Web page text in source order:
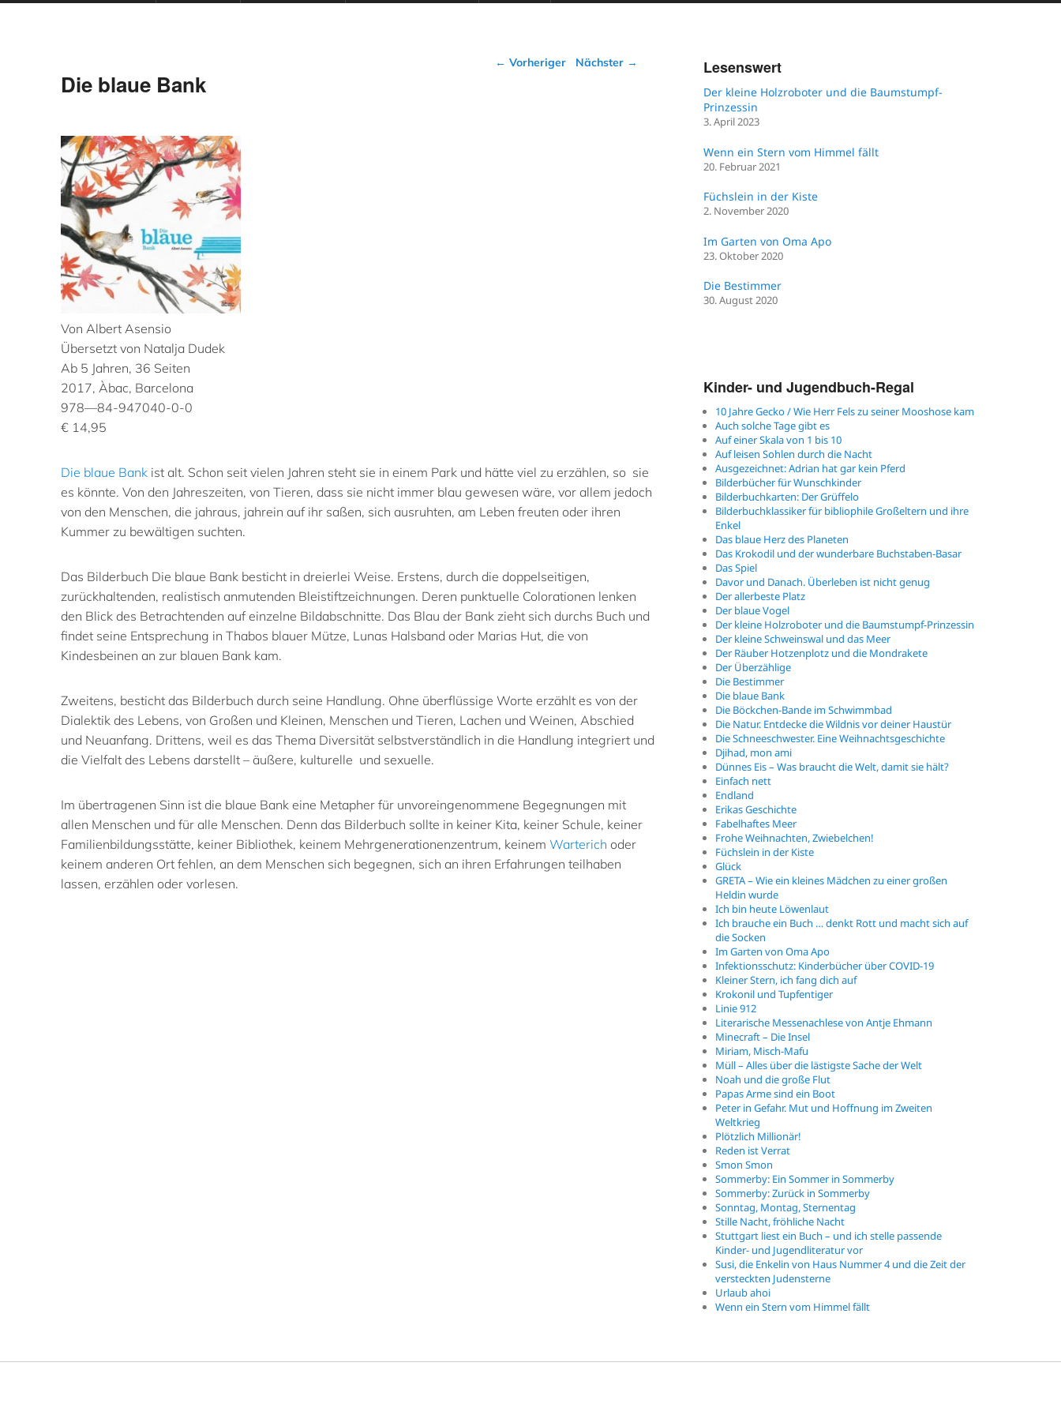
Beitragsnavigation
← Vorheriger Nächster →
Die blaue Bank
Von Albert Asensio
Übersetzt von Natalja Dudek
Ab 5 Jahren, 36 Seiten
2017, Àbac, Barcelona
978—84-947040-0-0
€ 14,95
Die blaue Bank ist alt. Schon seit vielen Jahren steht sie in einem Park und hätte viel zu erzählen, so sie
es könnte. Von den Jahreszeiten, von Tieren, dass sie nicht immer blau gewesen wäre, vor allem jedoch
von den Menschen, die jahraus, jahrein auf ihr saßen, sich ausruhten, am Leben freuten oder ihren
Kummer zu bewältigen suchten.
Das Bilderbuch Die blaue Bank besticht in dreierlei Weise. Erstens, durch die doppelseitigen,
zurückhaltenden, realistisch anmutenden Bleistiftzeichnungen. Deren punktuelle Colorationen lenken
den Blick des Betrachtenden auf einzelne Bildabschnitte. Das Blau der Bank zieht sich durchs Buch und
findet seine Entsprechung in Thabos blauer Mütze, Lunas Halsband oder Marias Hut, die von
Kindesbeinen an zur blauen Bank kam.
Zweitens, besticht das Bilderbuch durch seine Handlung. Ohne überflüssige Worte erzählt es von der
Dialektik des Lebens, von Großen und Kleinen, Menschen und Tieren, Lachen und Weinen, Abschied
und Neuanfang. Drittens, weil es das Thema Diversität selbstverständlich in die Handlung integriert und
die Vielfalt des Lebens darstellt – äußere, kulturelle und sexuelle.
Im übertragenen Sinn ist die blaue Bank eine Metapher für unvoreingenommene Begegnungen mit
allen Menschen und für alle Menschen. Denn das Bilderbuch sollte in keiner Kita, keiner Schule, keiner
Familienbildungsstätte, keiner Bibliothek, keinem Mehrgenerationenzentrum, keinem Warterich oder
keinem anderen Ort fehlen, an dem Menschen sich begegnen, sich an ihren Erfahrungen teilhaben
lassen, erzählen oder vorlesen.
Lesenswert
Der kleine Holzroboter und die Baumstumpf-
Prinzessin
3. April 2023
Wenn ein Stern vom Himmel fällt
20. Februar 2021
Füchslein in der Kiste
2. November 2020
Im Garten von Oma Apo
23. Oktober 2020
Die Bestimmer
30. August 2020
Kinder- und Jugendbuch-Regal
10 Jahre Gecko / Wie Herr Fels zu seiner Mooshose kam
Auch solche Tage gibt es
Auf einer Skala von 1 bis 10
Auf leisen Sohlen durch die Nacht
Ausgezeichnet: Adrian hat gar kein Pferd
Bilderbücher für Wunschkinder
Bilderbuchkarten: Der Grüffelo
Bilderbuchklassiker für bibliophile Großeltern und ihre
Enkel
Das blaue Herz des Planeten
Das Krokodil und der wunderbare Buchstaben-Basar
Das Spiel
Davor und Danach. Überleben ist nicht genug
Der allerbeste Platz
Der blaue Vogel
Der kleine Holzroboter und die Baumstumpf-Prinzessin
Der kleine Schweinswal und das Meer
Der Räuber Hotzenplotz und die Mondrakete
Der Überzählige
Die Bestimmer
Die blaue Bank
Die Böckchen-Bande im Schwimmbad
Die Natur. Entdecke die Wildnis vor deiner Haustür
Die Schneeschwester. Eine Weihnachtsgeschichte
Djihad, mon ami
Dünnes Eis – Was braucht die Welt, damit sie hält?
Einfach nett
Endland
Erikas Geschichte
Fabelhaftes Meer
Frohe Weihnachten, Zwiebelchen!
Füchslein in der Kiste
Glück
GRETA – Wie ein kleines Mädchen zu einer großen
Heldin wurde
Ich bin heute Löwenlaut
Ich brauche ein Buch … denkt Rott und macht sich auf
die Socken
Im Garten von Oma Apo
Infektionsschutz: Kinderbücher über COVID-19
Kleiner Stern, ich fang dich auf
Krokonil und Tupfentiger
Linie 912
Literarische Messenachlese von Antje Ehmann
Minecraft – Die Insel
Miriam, Misch-Mafu
Müll – Alles über die lästigste Sache der Welt
Noah und die große Flut
Papas Arme sind ein Boot
Peter in Gefahr. Mut und Hoffnung im Zweiten
Weltkrieg
Plötzlich Millionär!
Reden ist Verrat
Smon Smon
Sommerby: Ein Sommer in Sommerby
Sommerby: Zurück in Sommerby
Sonntag, Montag, Sternentag
Stille Nacht, fröhliche Nacht
Stuttgart liest ein Buch – und ich stelle passende
Kinder- und Jugendliteratur vor
Susi, die Enkelin von Haus Nummer 4 und die Zeit der
versteckten Judensterne
Urlaub ahoi
Wenn ein Stern vom Himmel fällt